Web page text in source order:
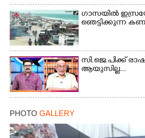
ഗാസയിൽ
ഞെട്ടിക്കുന്ന
സി.ജെ.പിക്ക്
ആയുസില്ല...
PHOTO GALLERY